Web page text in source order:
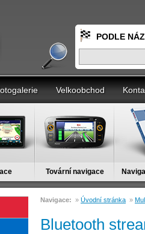
PODLE
Velkoobchod
Tovární navigace
Navigace: » Úvodní stránka »
Bluetooth